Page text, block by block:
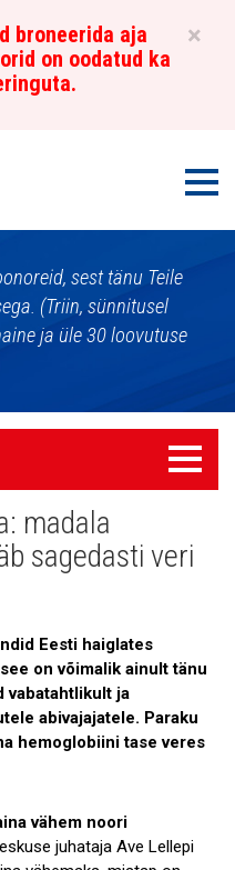
×
broneerida aja
on oodatud ka
sest tänu Teile
(Triin, sünnitusel
ja üle 30 loovutuse
Menüü
madala
sagedasti veri
Eesti haiglates
on võimalik ainult tänu
vabatahtlikult ja
abivajajatele. Paraku
hemoglobiini tase veres
vähem noori
juhataja Ave Lellepi